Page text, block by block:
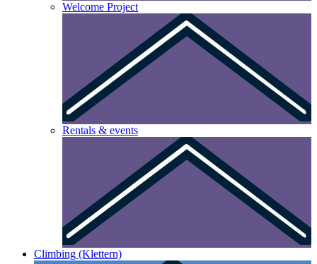
Welcome Project
Rentals & events
Climbing (Klettern)